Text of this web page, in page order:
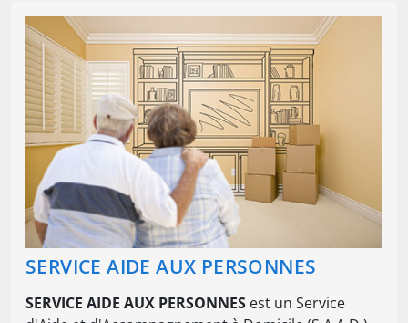
SERVICE AIDE AUX PERSONNES
SERVICE AIDE AUX PERSONNES est un Service